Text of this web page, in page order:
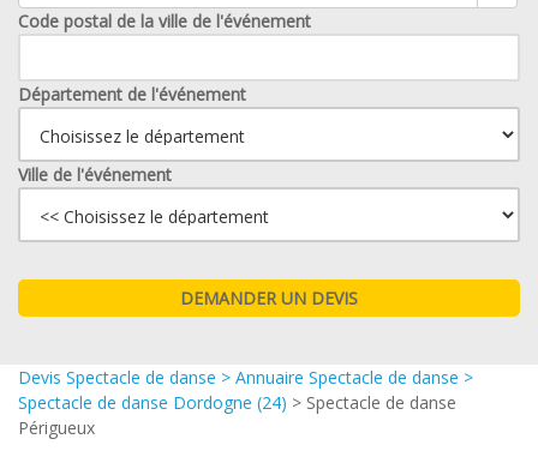
Code postal de la ville de l'événement
Département de l'événement
Ville de l'événement
Devis Spectacle de danse > Annuaire Spectacle de danse >
Spectacle de danse Dordogne (24) > Spectacle de danse
Périgueux